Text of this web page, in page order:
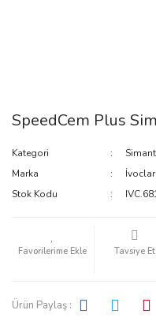
SpeedCem Plus
Kategori
Marka
Stok Kodu
Tavsiye Et
Ürün Paylaş :